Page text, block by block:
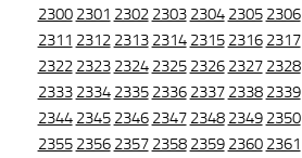
2300 2301 2302 2303 2304 2305 2306
2311 2312 2313 2314 2315 2316 2317
2322 2323 2324 2325 2326 2327 2328
2333 2334 2335 2336 2337 2338 2339
2344 2345 2346 2347 2348 2349 2350
2355 2356 2357 2358 2359 2360 2361